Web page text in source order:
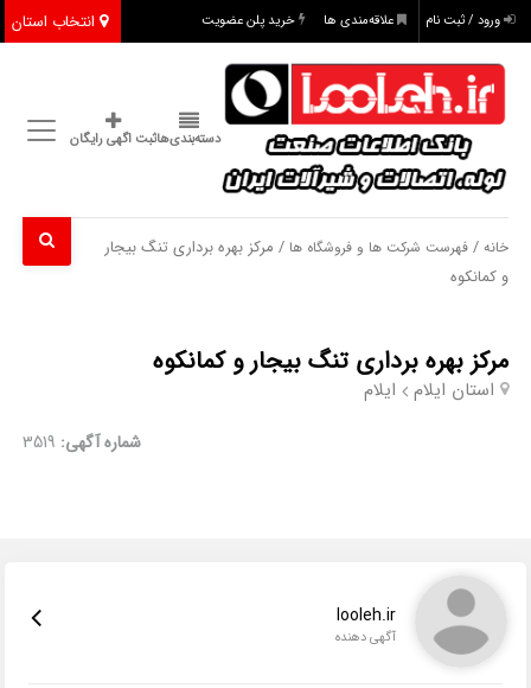
انتخاب استان ورود / ثبت نام علاقه‌مندی ها خرید پلن عضویت
دسته‌بندی‌هاثبت اگهی رایگان
خانه /فهرست شرکت ها و فروشگاه ها / مرکز بهره برداری تنگ بیجار
و کمانکوه
مرکز بهره برداری تنگ بیجار و کمانکوه
استان ایلام ایلام
شماره آگهی: 3519
looleh.ir
آگهی دهنده